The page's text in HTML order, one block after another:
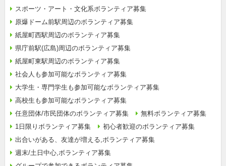
スポーツ・アート・文化系ボランティア募集
原爆ドーム前駅周辺のボランティア募集
紙屋町西駅周辺のボランティア募集
県庁前駅(広島)周辺のボランティア募集
紙屋町東駅周辺のボランティア募集
社会人も参加可能なボランティア募集
大学生・専門学生も参加可能なボランティア募集
高校生も参加可能なボランティア募集
任意団体/市民団体のボランティア募集
無料ボランティア募集
1日限りボランティア募集
初心者歓迎のボランティア募集
出合いがある、友達が増える,ボランティア募集
週末/土日中心,ボランティア募集